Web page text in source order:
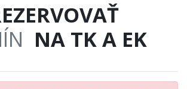
NA TK A EK
KONTROLA ORIGINALITY
RECENZIE
KONTAKT